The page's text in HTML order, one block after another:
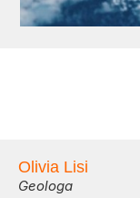
Olivia Lisi
Geologa